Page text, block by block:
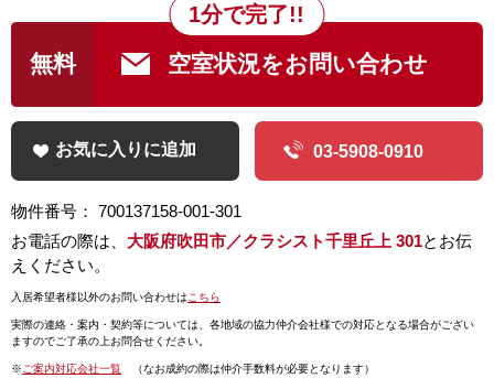
無料 空室状況をお問い合わせ
1分で完了!!
お気に入りに追加 03-5908-0910
物件番号： 700137158-001-301
お電話の際は、 大阪府吹田市／クラシスト千里丘上 301とお伝
えください。
入居希望者様以外のお問い合わせはこちら
実際の連絡・案内・契約等については、各地域の協力仲介会社様での対応となる場合がござい
ますのでご了承の上お問合せください。
※ご案内対応会社一覧 （なお成約の際は仲介手数料が必要となります）